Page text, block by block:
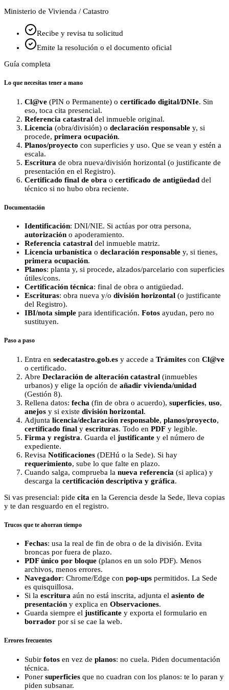
Ministerio de Vivienda / Catastro
Recibe y revisa tu solicitud
Emite la resolución o el documento oficial
Guía completa
Lo que necesitas tener a mano
Cl@ve (PIN o Permanente) o certificado digital/DNIe. Sin
eso, toca cita presencial.
Referencia catastral del inmueble original.
Licencia (obra/división) o declaración responsable y, si
procede, primera ocupación.
Planos/proyecto con superficies y uso. Que se vean y estén a
escala.
Escritura de obra nueva/división horizontal (o justificante de
presentación en el Registro).
Certificado final de obra o certificado de antigüedad del
técnico si no hubo obra reciente.
Documentación
Identificación: DNI/NIE. Si actúas por otra persona,
autorización o apoderamiento.
Referencia catastral del inmueble matriz.
Licencia urbanística o declaración responsable y, si tienes,
primera ocupación.
Planos: planta y, si procede, alzados/parcelario con superficies
útiles/cons.
Certificación técnica: final de obra o antigüedad.
Escrituras: obra nueva y/o división horizontal (o justificante
del Registro).
IBI/nota simple para identificación. Fotos ayudan, pero no
sustituyen.
Paso a paso
Entra en sedecatastro.gob.es y accede a Trámites con Cl@ve
o certificado.
Abre Declaración de alteración catastral (inmuebles
urbanos) y elige la opción de añadir vivienda/unidad
(Gestión 8).
Rellena datos: fecha (fin de obra o acuerdo), superficies, uso,
anejos y si existe división horizontal.
Adjunta licencia/declaración responsable, planos/proyecto,
certificado final y escrituras. Todo en PDF y legible.
Firma y registra. Guarda el justificante y el número de
expediente.
Revisa Notificaciones (DEHú o la Sede). Si hay
requerimiento, sube lo que falte en plazo.
Cuando salga, comprueba la nueva referencia (si aplica) y
descarga la certificación descriptiva y gráfica.
Si vas presencial: pide cita en la Gerencia desde la Sede, lleva copias
y te dan resguardo en el registro.
Trucos que te ahorran tiempo
Fechas: usa la real de fin de obra o de la división. Evita
broncas por fuera de plazo.
PDF único por bloque (planos en un solo PDF). Menos
archivos, menos errores.
Navegador: Chrome/Edge con pop-ups permitidos. La Sede
es quisquillosa.
Si la escritura aún no está inscrita, adjunta el asiento de
presentación y explica en Observaciones.
Guarda siempre el justificante y exporta el formulario en
borrador por si se cae la web.
Errores frecuentes
Subir fotos en vez de planos: no cuela. Piden documentación
técnica.
Poner superficies que no cuadran con los planos: te lo paran y
piden subsanar.